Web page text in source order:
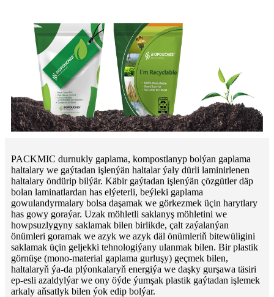
PACKMIC durnukly gaplama, kompostlanyp bolýan gaplama
haltalary we gaýtadan işlenýän haltalar ýaly dürli laminirlenen
haltalary öndürip bilýär. Käbir gaýtadan işlenýän çözgütler däp
bolan laminatlardan has elýeterli, beýleki gaplama
gowulandyrmalary bolsa daşamak we görkezmek üçin harytlary
has gowy goraýar. Uzak möhletli saklanyş möhletini we
howpsuzlygyny saklamak bilen birlikde, çalt zaýalanýan
önümleri goramak we azyk we azyk däl önümleriň bitewüligini
saklamak üçin geljekki tehnologiýany ulanmak bilen. Bir plastik
görnüşe (mono-material gaplama gurluşy) geçmek bilen,
haltalaryň ýa-da plýonkalaryň energiýa we daşky gurşawa täsiri
ep-esli azaldylýar we ony öýde ýumşak plastik gaýtadan işlemek
arkaly aňsatlyk bilen ýok edip bolýar.